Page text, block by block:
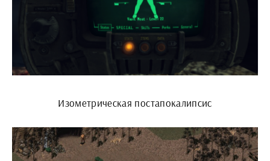
Изометрическая постапокалипсис